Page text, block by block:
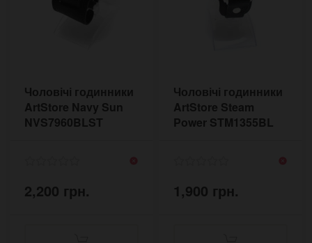
Чоловічі годинники
ArtStore Navy Sun
NVS7960BLST
2,200 грн.
Чоловічі годинники
ArtStore Steam
Power STM1355BL
1,900 грн.